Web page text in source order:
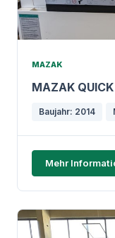
MAZAK
MAZAK
Baujahr: 2014
Mehr